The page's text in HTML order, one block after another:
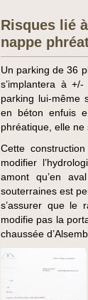
Risques lié
nappe
Un parking de 36
s’implantera à
parking lui-même
en béton enfuis
phréatique, elle ne
Cette
modifier
amont qu’en
souterraines est
s’assurer que le
modifie pas la
chaussée